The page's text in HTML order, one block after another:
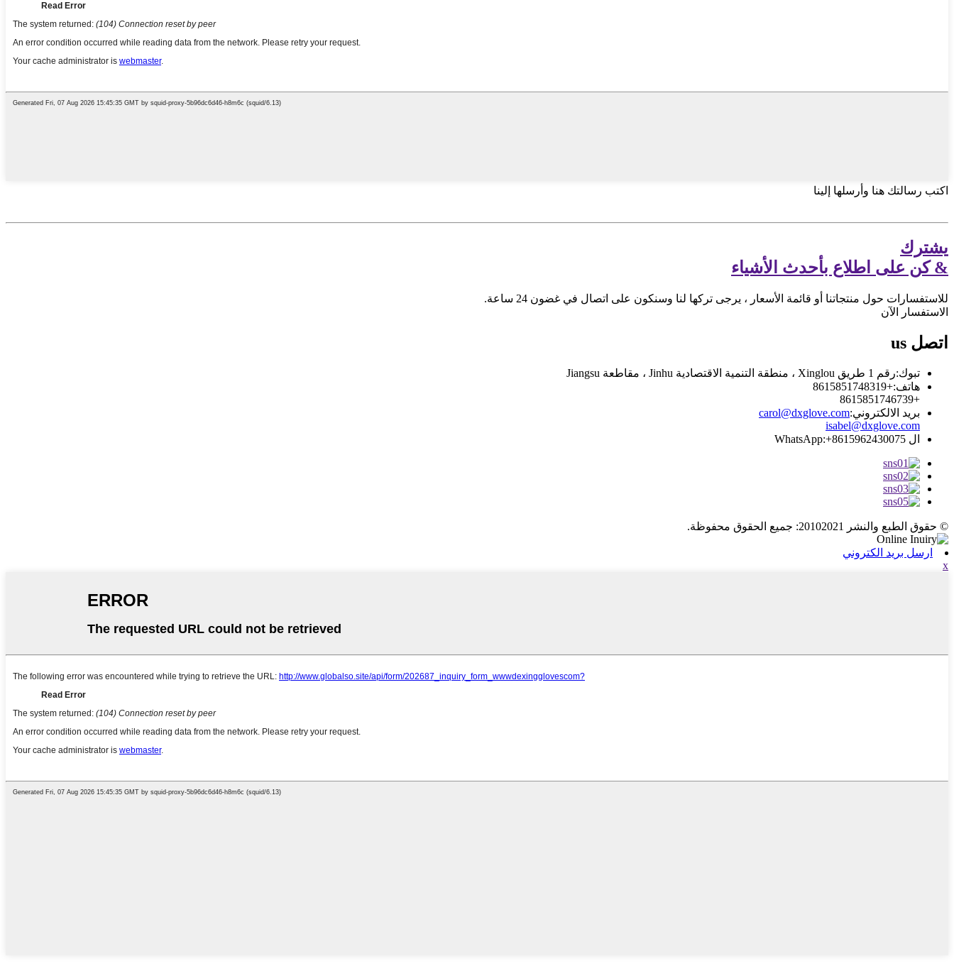
اكتب رسالتك هنا وأرسلها إلينا
يشترك
& كن على اطلاع بأحدث الأشياء
للاستفسارات حول منتجاتنا أو قائمة الأسعار ، يرجى تركها لنا وسنكون على اتصال في غضون 24 ساعة.
الاستفسار الآن
اتصل
تبوك:رقم 1 طريق Xinglou ، منطقة التنمية الاقتصادية Jinhu ، مقاطعة Jiangsu
هاتف:+8615851748319
+8615851746739
بريد الالكتروني:carol@dxglove.com
isabel@dxglove.com
ال WhatsApp: +8615962430075
© حقوق الطبع والنشر 20102021: جميع الحقوق محفوظة.
ارسل بريد الكتروني
x